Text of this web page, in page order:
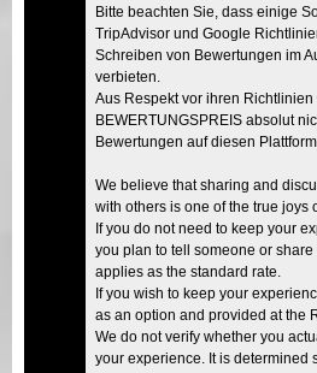
Bitte beachten Sie, dass einige
TripAdvisor und Google
Schreiben von Bewertungen im
verbieten.
Aus Respekt vor ihren
BEWERTUNGSPREIS absolut
Bewertungen auf diesen
We believe that sharing and
with others is one of the true joys
If you do not need to keep your
you plan to tell someone or share
applies as the standard rate.
If you wish to keep your
as an option and provided at the
We do not verify whether you
your experience. It is determined